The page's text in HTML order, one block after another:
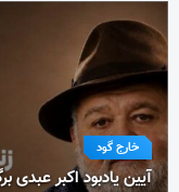
خارج گود
آیین یادبود اکبر عبدی